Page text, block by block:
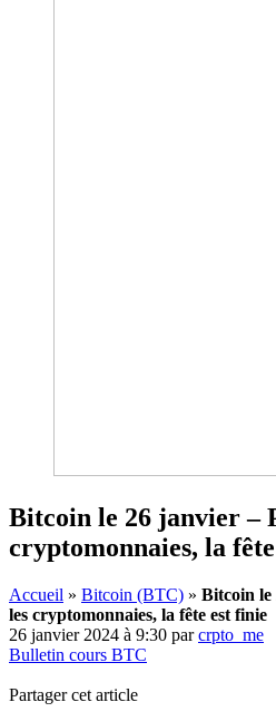
Bitcoin le 26 janvier –
cryptomonnaies, la
Accueil » Bitcoin (BTC) » Bitcoin
les cryptomonnaies, la fête est finie
26 janvier 2024 à 9:30 parcrpto_me
Bulletin cours BTC
Partager cet article